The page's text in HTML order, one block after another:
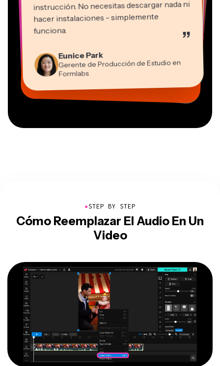
instrucción. No necesitas descargar nada ni
hacer instalaciones - simplemente
funciona. ”
Eunice Park
Gerente de Producción de Estudio en
Formlabs
Vannesia Darby
CEO en MOXIE Nashville
Grant Taleck
Co-Fundador en
Socio Director en EPATHLON
Kerry-lee Farla
Youtuber
Gracie Peng
Director de Contenido
Martin James
Editor de video
Heidi Rae
Educación
Consultor
Mitch Rawlings
Freelancer de Servicios de Información
Dina Segovia
Trabajador freelance virtual
●STEP BY STEP
Cómo Reemplazar El Audio En Un
Video